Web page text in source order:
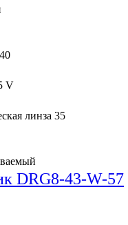
V
линза 35
DRG8-43-W-57